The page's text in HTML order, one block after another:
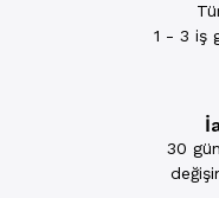
1 - 3 iş
30